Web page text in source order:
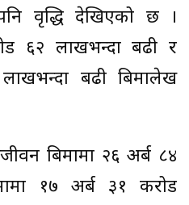
वृद्धि देखिएको छ ।
६२ लाखभन्दा बढी र
लाखभन्दा बढी बिमालेख
बिमामा २६ अर्ब ८४
१७ अर्ब ३१ करोड